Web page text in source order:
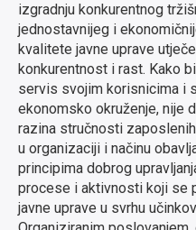
izgradnju konkurentnog
jednostavnijeg i
kvalitete javne uprave
konkurentnost i rast. Kako
servis svojim korisnicima i
ekonomsko okruženje, nije
razina stručnosti
u organizaciji i načinu
principima dobrog
procese i aktivnosti koji se
javne uprave u svrhu